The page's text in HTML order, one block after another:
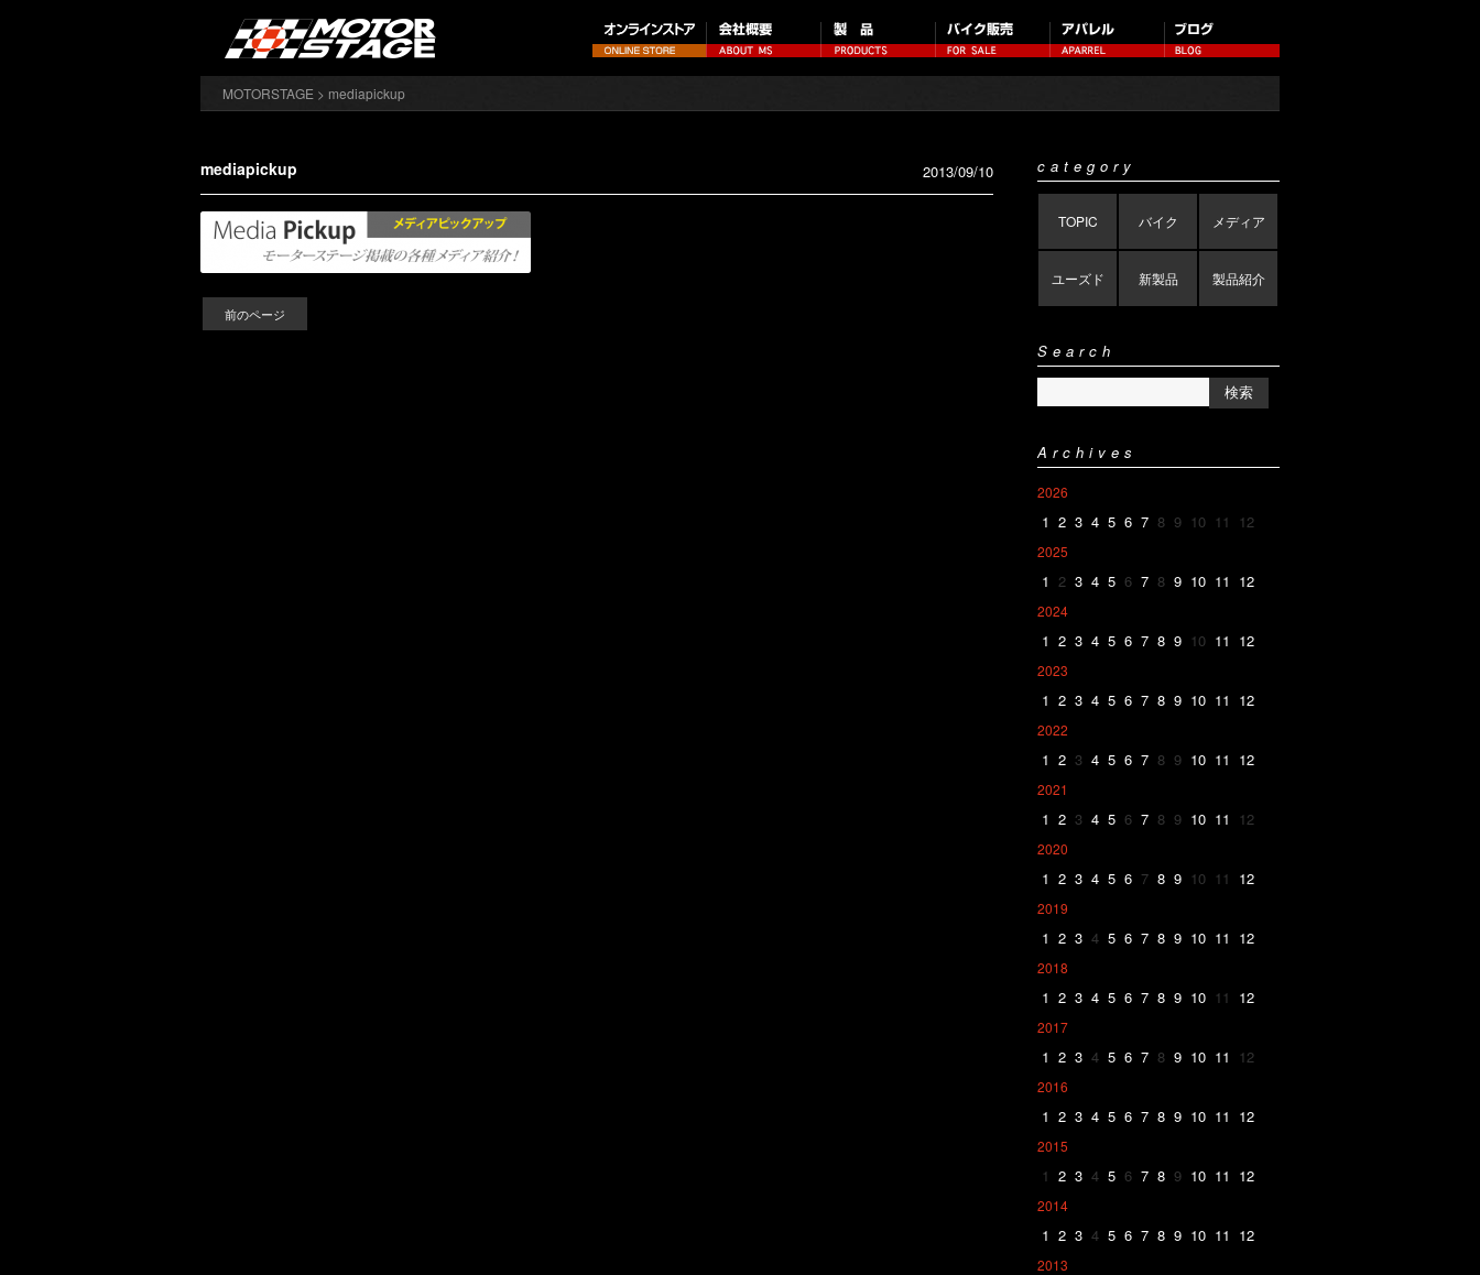
MOTORSTAGE > mediapickup
mediapickup 2013/09/10
前のページ
category
TOPIC バイク メディア
ユーズド 新製品 製品紹介
Search
Archives
2026
1 2 3 4 5 6 7 8 9 10 11 12
2025
1 2 3 4 5 6 7 8 9 10 11 12
2024
1 2 3 4 5 6 7 8 9 10 11 12
2023
1 2 3 4 5 6 7 8 9 10 11 12
2022
1 2 3 4 5 6 7 8 9 10 11 12
2021
1 2 3 4 5 6 7 8 9 10 11 12
2020
1 2 3 4 5 6 7 8 9 10 11 12
2019
1 2 3 4 5 6 7 8 9 10 11 12
2018
1 2 3 4 5 6 7 8 9 10 11 12
2017
1 2 3 4 5 6 7 8 9 10 11 12
2016
1 2 3 4 5 6 7 8 9 10 11 12
2015
1 2 3 4 5 6 7 8 9 10 11 12
2014
1 2 3 4 5 6 7 8 9 10 11 12
2013